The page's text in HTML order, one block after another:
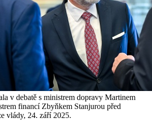
v debatě s ministrem dopravy Martinem
financí Zbyňkem Stanjurou před
vlády, 24. září 2025.